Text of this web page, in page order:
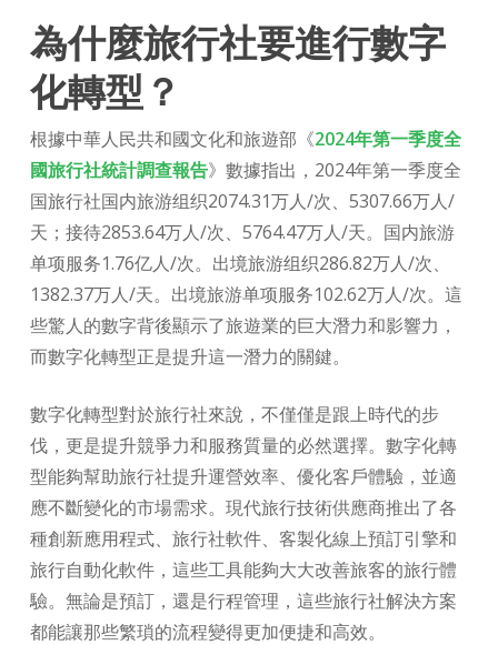
為什麼旅行社要進行數字
化轉型？
根據中華人民共和國文化和旅遊部《2024年第一季度全
國旅行社統計調查報告》數據指出，2024年第一季度全
国旅行社国内旅游组织2074.31万人/次、5307.66万人/
天；接待2853.64万人/次、5764.47万人/天。国内旅游
单项服务1.76亿人/次。出境旅游组织286.82万人/次、
1382.37万人/天。出境旅游单项服务102.62万人/次。這
些驚人的數字背後顯示了旅遊業的巨大潛力和影響力，
而數字化轉型正是提升這一潛力的關鍵。
數字化轉型對於旅行社來說，不僅僅是跟上時代的步
伐，更是提升競爭力和服務質量的必然選擇。數字化轉
型能夠幫助旅行社提升運營效率、優化客戶體驗，並適
應不斷變化的市場需求。現代旅行技術供應商推出了各
種創新應用程式、旅行社軟件、客製化線上預訂引擎和
旅行自動化軟件，這些工具能夠大大改善旅客的旅行體
驗。無論是預訂，還是行程管理，這些旅行社解決方案
都能讓那些繁瑣的流程變得更加便捷和高效。